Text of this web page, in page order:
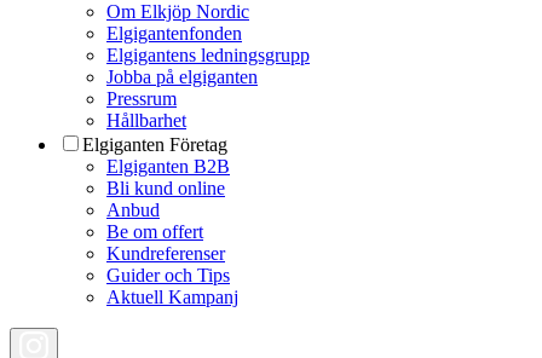
Om Elkjöp Nordic
Elgigantenfonden
Elgigantens ledningsgrupp
Jobba på elgiganten
Pressrum
Hållbarhet
Elgiganten Företag
Elgiganten B2B
Bli kund online
Anbud
Be om offert
Kundreferenser
Guider och Tips
Aktuell Kampanj